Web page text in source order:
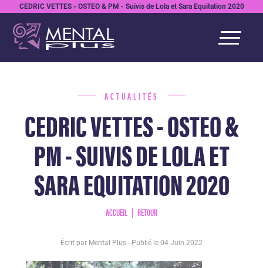
CEDRIC VETTES - OSTEO & PM - Suivis de Lola et Sara Equitation 2020
ACTUALITÉS
CEDRIC VETTES - OSTEO &
PM - SUIVIS DE LOLA ET
SARA EQUITATION 2020
ACCUEIL RETOUR
Écrit par Mental Plus - Publié le 04 Juin 2022